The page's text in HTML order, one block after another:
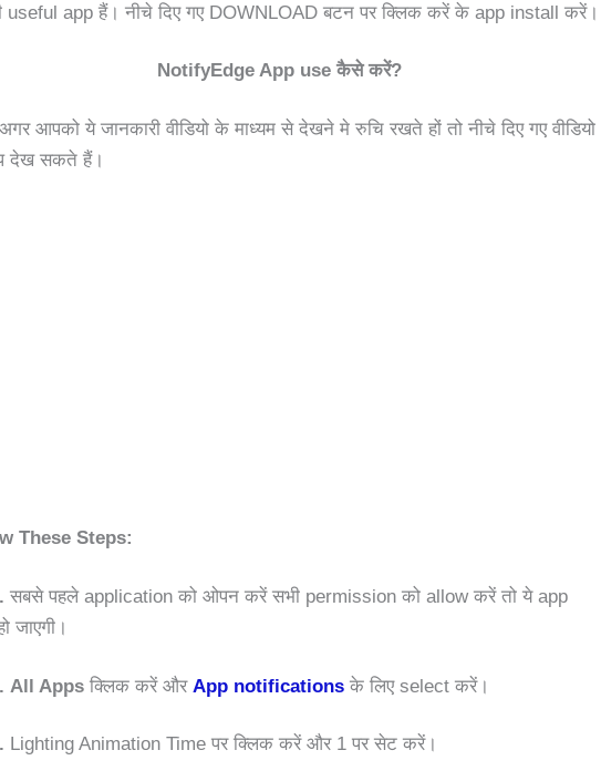
useful app हैं। नीचे दिए गए DOWNLOAD बटन पर क्लिक करें के app install करें।
NotifyEdge App use कैसे करें?
अगर आपको ये जानकारी वीडियो के माध्यम से देखने मे रुचि रखते हों तो नीचे दिए गए वीडियो
देख सकते हैं।
These Steps:
सबसे पहले application को ओपन करें सभी permission को allow करें तो ये app
जाएगी।
All Apps क्लिक करें और App notifications के लिए select करें।
Lighting Animation Time पर क्लिक करें और 1 पर सेट करें।